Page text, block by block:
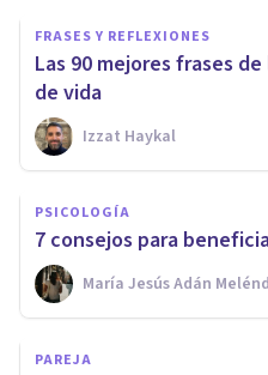
FRASES Y REFLEXIONES
Las 90 mejores frases
de vida
Izzat Haykal
PSICOLOGÍA
7 consejos para
María Jesús Adán
PAREJA